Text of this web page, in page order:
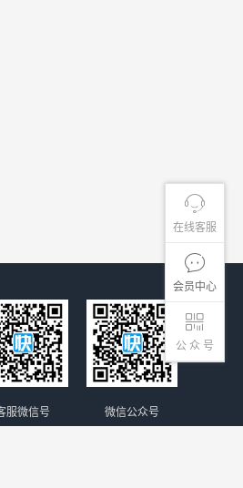
在线客服
会员中心
公 众 号
微信公众号
服微信号